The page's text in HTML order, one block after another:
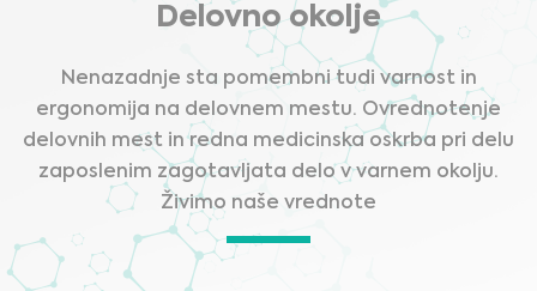
Medical Advice Disclaimer
IZJAVA O ZAVRNITVI ODGOVORNOSTI TA SPLETNA STRAN
NE ZAGOTAVLJA MEDICINSKIH NASVETOV
Informacije, med drugim besedilo, grafike, slike in drugo gradivo, ki ga vsebuje
Delovno okolje
Nenazadnje sta pomembni tudi varnost in
ergonomija na delovnem mestu. Ovrednotenje
delovnih mest in redna medicinska oskrba pri delu
zaposlenim zagotavljata delo v varnem okolju.
Živimo naše vrednote